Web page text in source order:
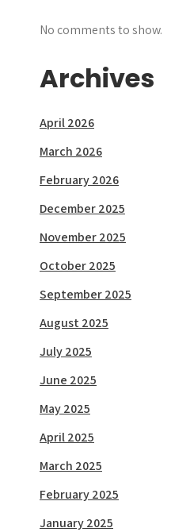
No comments to show.
Archives
April 2026
March 2026
February 2026
December 2025
November 2025
October 2025
September 2025
August 2025
July 2025
June 2025
May 2025
April 2025
March 2025
February 2025
January 2025